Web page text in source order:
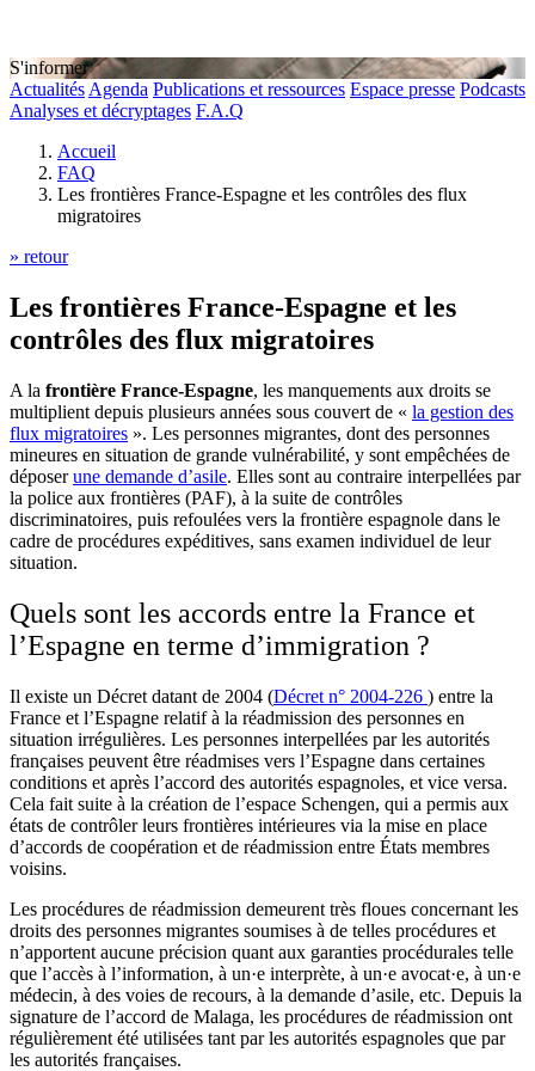
S'informer
Actualités Agenda Publications et ressources Espace presse Podcasts
Analyses et décryptages F.A.Q
Accueil
FAQ
Les frontières France-Espagne et les contrôles des flux
migratoires
» retour
Les frontières France-Espagne et les
contrôles des flux migratoires
A la frontière France-Espagne, les manquements aux droits se
multiplient depuis plusieurs années sous couvert de « la gestion des
flux migratoires ». Les personnes migrantes, dont des personnes
mineures en situation de grande vulnérabilité, y sont empêchées de
déposerune demande d’asile. Elles sont au contraire interpellées par
la police aux frontières (PAF), à la suite de contrôles
discriminatoires, puis refoulées vers la frontière espagnole dans le
cadre de procédures expéditives, sans examen individuel de leur
situation.
Quels sont les accords entre la France et
l’Espagne en terme d’immigration ?
Il existe un Décret datant de 2004 (Décret n° 2004-226 ) entre la
France et l’Espagne relatif à la réadmission des personnes en
situation irrégulières. Les personnes interpellées par les autorités
françaises peuvent être réadmises vers l’Espagne dans certaines
conditions et après l’accord des autorités espagnoles, et vice versa.
Cela fait suite à la création de l’espace Schengen, qui a permis aux
états de contrôler leurs frontières intérieures via la mise en place
d’accords de coopération et de réadmission entre États membres
voisins.
Les procédures de réadmission demeurent très floues concernant les
droits des personnes migrantes soumises à de telles procédures et
n’apportent aucune précision quant aux garanties procédurales telle
que l’accès à l’information, à un·e interprète, à un·e avocat·e, à un·e
médecin, à des voies de recours, à la demande d’asile, etc. Depuis la
signature de l’accord de Malaga, les procédures de réadmission ont
régulièrement été utilisées tant par les autorités espagnoles que par
les autorités françaises.